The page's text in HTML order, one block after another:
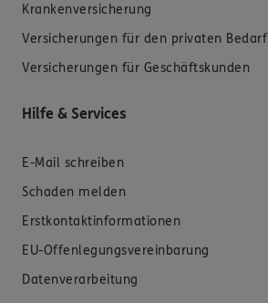
Krankenversicherung
Versicherungen für den privaten Bedarf
Versicherungen für Geschäftskunden
Hilfe & Services
E-Mail schreiben
Schaden melden
Erstkontaktinformationen
EU-Offenlegungsvereinbarung
Datenverarbeitung